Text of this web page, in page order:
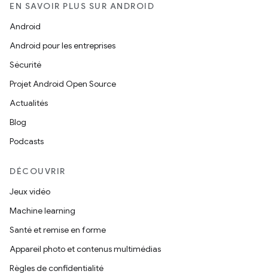
EN SAVOIR PLUS SUR ANDROID
Android
Android pour les entreprises
Sécurité
Projet Android Open Source
Actualités
Blog
Podcasts
DÉCOUVRIR
Jeux vidéo
Machine learning
Santé et remise en forme
Appareil photo et contenus multimédias
Règles de confidentialité